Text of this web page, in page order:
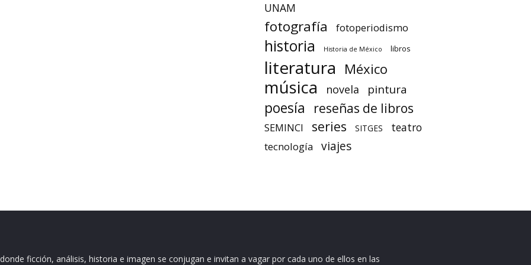
UNAM
fotografía fotoperiodismo
historia Historia de México libros
literatura México
música novela pintura
poesía reseñas de libros
SEMINCI series SITGES teatro
tecnología viajes
ficción, análisis, historia e imagen se conjugan e invitan a vagar por cada uno de ellos en las